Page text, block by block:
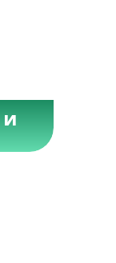
и